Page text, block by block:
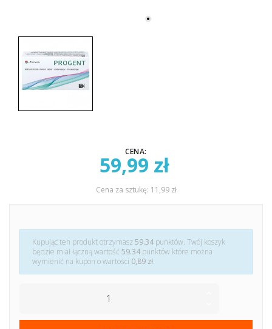
CENA:
59,99 zł
Cena za sztukę: 11,99 zł
Kupując ten produkt otrzymasz59.34 punktów. Twój koszyk
będzie miał łączną wartość 59.34 punktów które można
wymienić na kupon o wartości 0,89 zł.